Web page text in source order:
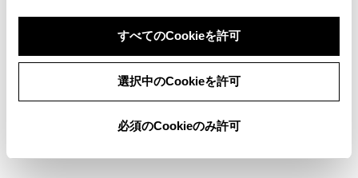
すべてのCookieを許可
選択中のCookieを許可
必須のCookieのみ許可
車線逸脱警報
クルーズコントロール